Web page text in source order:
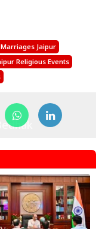
Jaipur
Religious Events